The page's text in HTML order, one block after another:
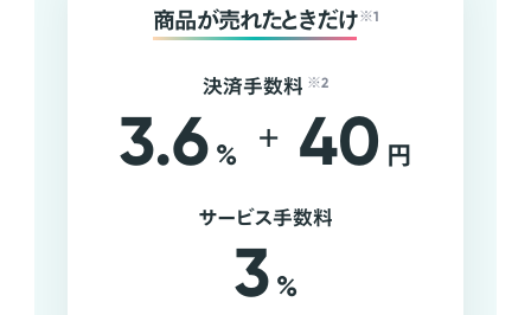
商品が売れたときだけ ※1
決済手数料 ※2
3.6 % + 40 円
サービス手数料
3 %